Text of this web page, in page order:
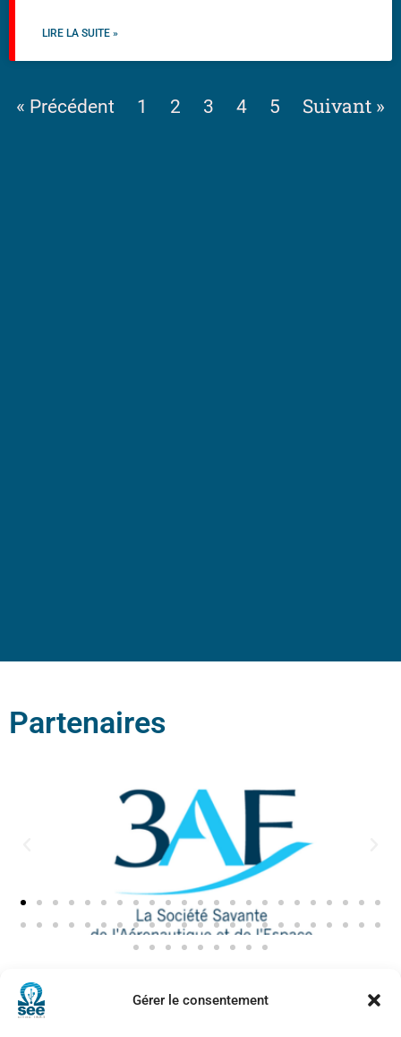
Gérer le consentement
LIRE LA SUITE »
« Précédent 1 2 3 4 5 Suivant »
Partenaires
Voir tous les partenaires